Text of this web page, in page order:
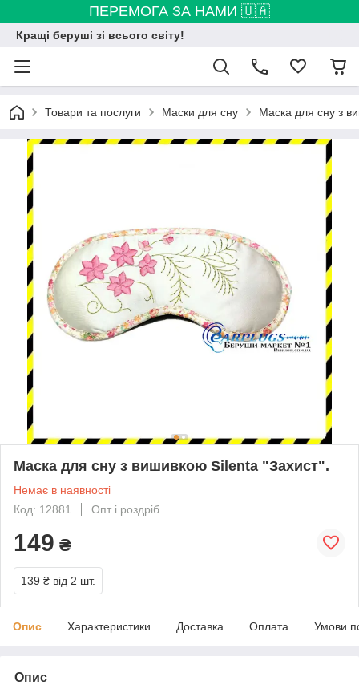
ПЕРЕМОГА ЗА НАМИ 🇺🇦
Кращі беруші зі всього світу!
Товари та послуги Маски для сну Маска для сну з
Маска для сну з вишивкою Silenta "Захист".
Немає в наявності
Код: 12881
Опт і роздріб
149 ₴
139 ₴ від 2 шт.
Опис Характеристики Доставка Оплата Умови
Опис